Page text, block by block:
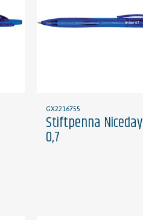
GX2216755
Stiftpenna Niceday
0,7